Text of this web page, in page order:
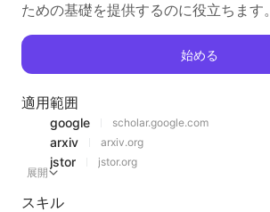
ための基礎を提供するのに役立ちます。
始める
適用範囲
google scholar.google.com
arxiv arxiv.org
jstor
jstor.org
展開
スキル